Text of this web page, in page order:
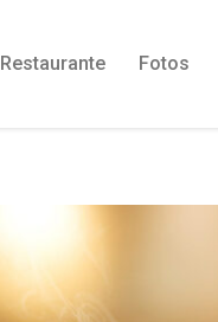
Restaurante Fotos